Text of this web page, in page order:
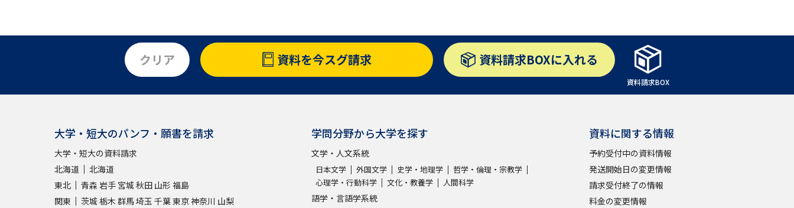
Ｑ＆Ａ よくあるご質問 大学進学IDについて
このサイトについて
お支払いについて テレメールお支払いサイト
個人情報取扱規定
特定商取引表記 お問合せ先 テレメール進学カタログ訂正のご案内
クリア 資料を今スグ請求 資料請求BOXに入れる
資料請求BOX
大学・短大のパンフ・願書を請求
大学・短大の資料請求
北海道
北海道
東北
青森 岩手 宮城 秋田 山形 福島
関東
茨城 栃木 群馬埼玉 千葉東京神奈川 山梨
学問分野から大学を探す
文学・人文系統
日本文学 外国文学 史学・地理学
哲学・倫理・宗教学
心理学・行動科学
文化・教養学 人間科学
語学・言語学系統
資料に関する情報
予約受付中の資料情報
発送開始日の変更情報
請求受付終了の情報
料金の変更情報